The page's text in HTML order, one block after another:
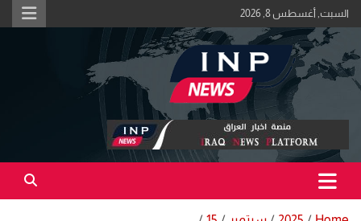
Skip
to
content
السبت, أغسطس 8, 2026
منصة اخبار العراق
اكبر منصة خبرية في العراق | #الحقيقة_اولاً